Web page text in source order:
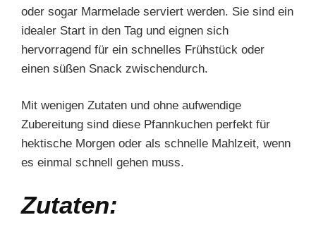
oder sogar Marmelade serviert werden. Sie sind ein
idealer Start in den Tag und eignen sich
hervorragend für ein schnelles Frühstück oder
einen süßen Snack zwischendurch.
Mit wenigen Zutaten und ohne aufwendige
Zubereitung sind diese Pfannkuchen perfekt für
hektische Morgen oder als schnelle Mahlzeit, wenn
es einmal schnell gehen muss.
Zutaten: